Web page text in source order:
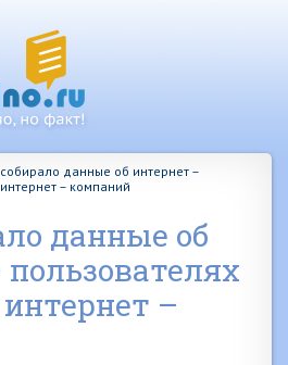
данные об интернет –
– компаний
данные об
–